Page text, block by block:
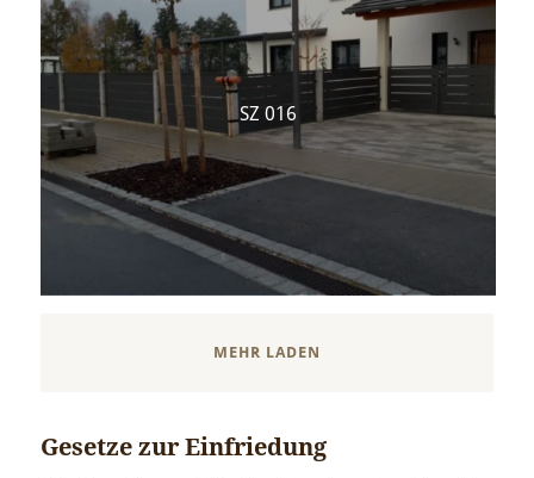
SZ 016
MEHR LADEN
Gesetze zur Einfriedung